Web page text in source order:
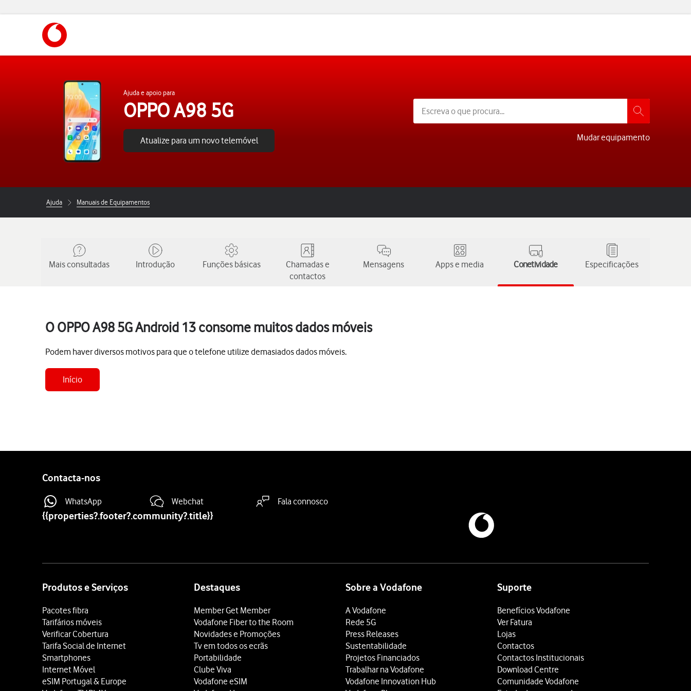
Ajuda e apoio para
OPPO A98 5G
Atualize para um novo telemóvel Mudar equipamento
Ajuda Manuais de Equipamentos
Mais consultadas Introdução Funções básicas
Chamadas e
contactos
Mensagens Apps e media Conetividade Especificações
O OPPO A98 5G Android 13 consome muitos dados móveis
Podem haver diversos motivos para que o telefone utilize demasiados dados móveis.
Início
Contacta-nos
WhatsApp Webchat Fala connosco
{{properties?.footer?.community?.title}}
Produtos e Serviços
Pacotes fibra
Tarifários móveis
Verificar Cobertura
Tarifa Social de Internet
Smartphones
Internet Móvel
eSIM Portugal & Europe
Destaques
Member Get Member
Vodafone Fiber to the Room
Novidades e Promoções
Tv em todos os ecrãs
Portabilidade
Clube Viva
Vodafone eSIM
Sobre a Vodafone
A Vodafone
Rede 5G
Press Releases
Sustentabilidade
Projetos Financiados
Trabalhar na Vodafone
Vodafone Innovation Hub
Suporte
Benefícios Vodafone
Ver Fatura
Lojas
Contactos
Contactos Institucionais
Download Centre
Comunidade Vodafone